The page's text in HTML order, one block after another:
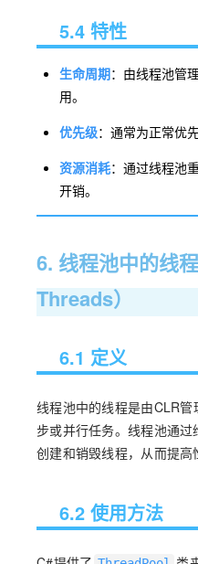
5.4 特性
生命周期：由线程池管
用。
优先级：通常为正常优先
资源消耗：通过线程池
开销。
6. 线程池中的线
Threads）
6.1 定义
线程池中的线程是由CLR
步或并行任务。线程池通
创建和销毁线程，从而提高
6.2 使用方法